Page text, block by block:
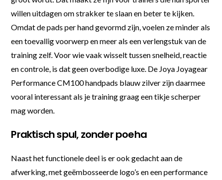
willen uitdagen om strakker te slaan en beter te kijken.
Omdat de pads per hand gevormd zijn, voelen ze minder als
een toevallig voorwerp en meer als een verlengstuk van de
training zelf. Voor wie vaak wisselt tussen snelheid, reactie
en controle, is dat geen overbodige luxe. De Joya Joyagear
Performance CM100 handpads blauw zilver zijn daarmee
vooral interessant als je training graag een tikje scherper
mag worden.
Praktisch spul, zonder poeha
Naast het functionele deel is er ook gedacht aan de
afwerking, met geëmbosseerde logo’s en een performance